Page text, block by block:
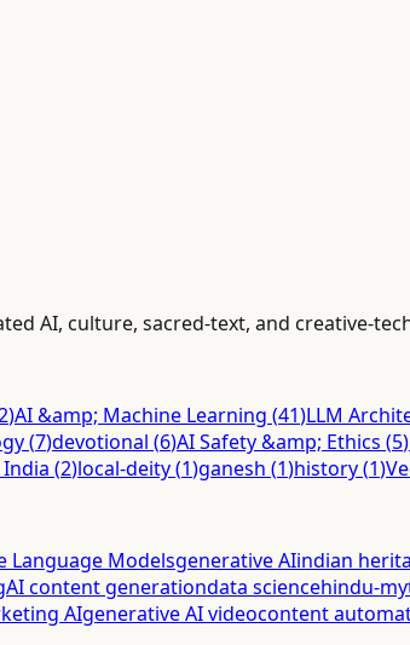
AI, culture, sacred-text, and creative-
)AI &amp; Machine Learning (41)LLM
(7)devotional (6)AI Safety &amp; Ethics (5)
India (2)local-deity(1)ganesh (1)history(1)
Language Modelsgenerative AIindian
AI content generationdata sciencehindu-
AIgenerative AI videocontent